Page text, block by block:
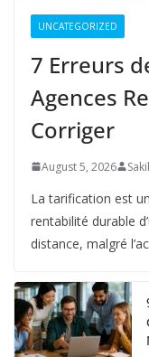
UNCATEGORIZED
7 Erreurs
Agences
Corriger
August 5, 2026
La tarification est
rentabilité durable
distance, malgré